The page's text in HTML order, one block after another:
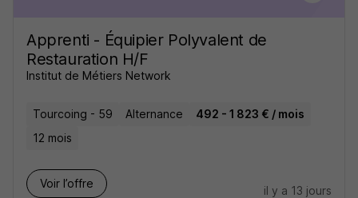
Apprenti - Équipier Polyvalent de
Restauration H/F
Institut de Métiers Network
Tourcoing - 59 Alternance
492 - 1 823 € / mois
12 mois
Voir l’offre
il y a 13 jours